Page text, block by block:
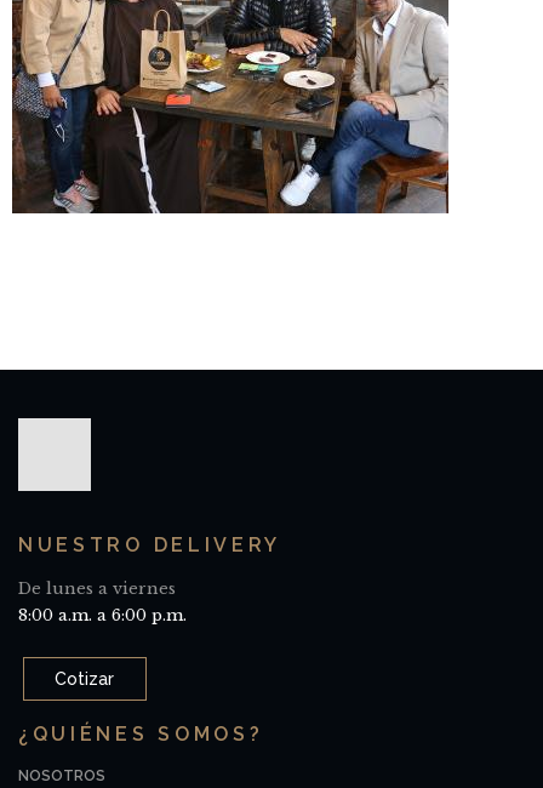
NUESTRO DELIVERY
De lunes a viernes
8:00 a.m. a 6:00 p.m.
Cotizar
¿QUIÉNES SOMOS?
NOSOTROS